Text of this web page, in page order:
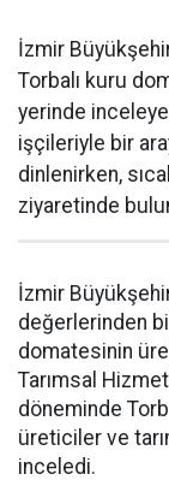
İzmir
Torbalı kuru
yerinde
işçileriyle bir
dinlenirken,
ziyaretinde
İzmir
değerlerinden
domatesinin
Tarımsal
döneminde
üreticiler ve
inceledi.